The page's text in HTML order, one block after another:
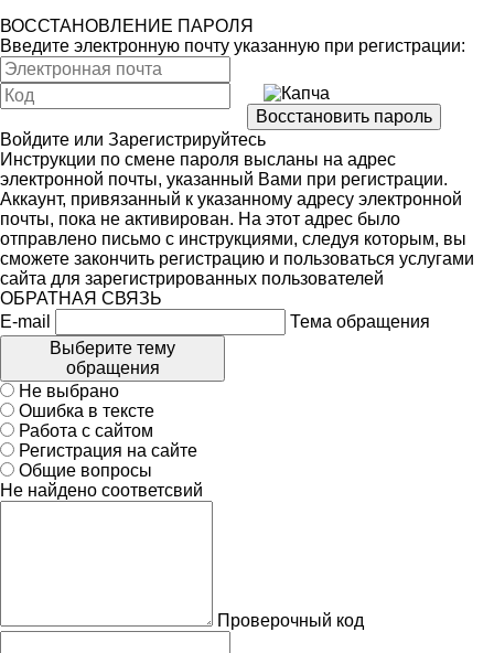
ВОССТАНОВЛЕНИЕ ПАРОЛЯ
Введите электронную почту указанную при регистрации:
Войдите или Зарегистрируйтесь
Инструкции по смене пароля высланы на адрес
электронной почты, указанный Вами при регистрации.
Аккаунт, привязанный к указанному адресу электронной
почты, пока не активирован. На этот адрес было
отправлено письмо с инструкциями, следуя которым, вы
сможете закончить регистрацию и пользоваться услугами
сайта для зарегистрированных пользователей
ОБРАТНАЯ СВЯЗЬ
E-mail
Тема обращения
Выберите тему
обращения
Не выбрано
Ошибка в тексте
Работа с сайтом
Регистрация на сайте
Общие вопросы
Не найдено соответсвий
Проверочный код